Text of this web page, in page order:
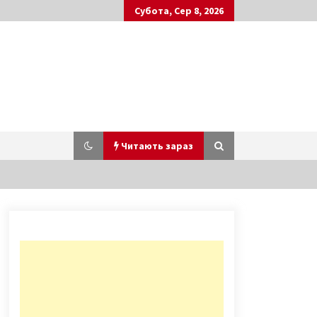
Субота, Сер 8, 2026
Читають зараз